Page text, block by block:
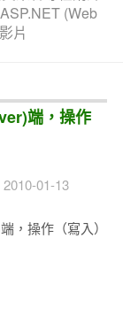
(Web
片
端，操作
2010-01-13
，操作（寫入）